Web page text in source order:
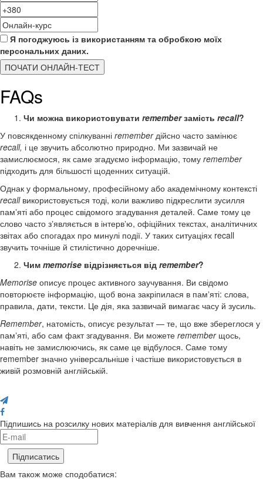
Я погоджуюсь із використанням та обробкою моїх
персональних даних.
ПОЧАТИ ОНЛАЙН-ТЕСТ
FAQs
Чи можна використовувати rememberзамість recall?
У повсякденному спілкуванні rememberдійсно часто замінює
recall, і це звучить абсолютно природно. Ми зазвичай не
замислюємося, як саме згадуємо інформацію, тому remember
підходить для більшості щоденних ситуацій.
Однак у формальному, професійному або академічному контексті
recallвикористовується тоді, коли важливо підкреслити зусилля
памʼяті або процес свідомого згадування деталей. Саме тому це
слово часто зʼявляється в інтервʼю, офіційних текстах, аналітичних
звітах або спогадах про минулі події. У таких ситуаціях recall
звучить точніше й стилістично доречніше.
Чим memorise відрізняється від remember?
Memorise описує процес активного заучування. Ви свідомо
повторюєте інформацію, щоб вона закріпилася в памʼяті: слова,
правила, дати, тексти. Це дія, яка зазвичай вимагає часу й зусиль.
Remember, натомість, описує результат — те, що вже збереглося у
памʼяті, або сам факт згадування. Ви можете rememberщось,
навіть не замислюючись, як саме це відбулося. Саме тому
remember значно універсальніше і частіше використовується в
живій розмовній англійській.
Підпишись на розсилку нових матеріалів для вивчення англійської
Вам також може сподобатися: